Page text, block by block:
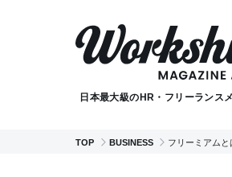
日本最大級のHR・フリーランス
TOP BUSINESS フリーミアム